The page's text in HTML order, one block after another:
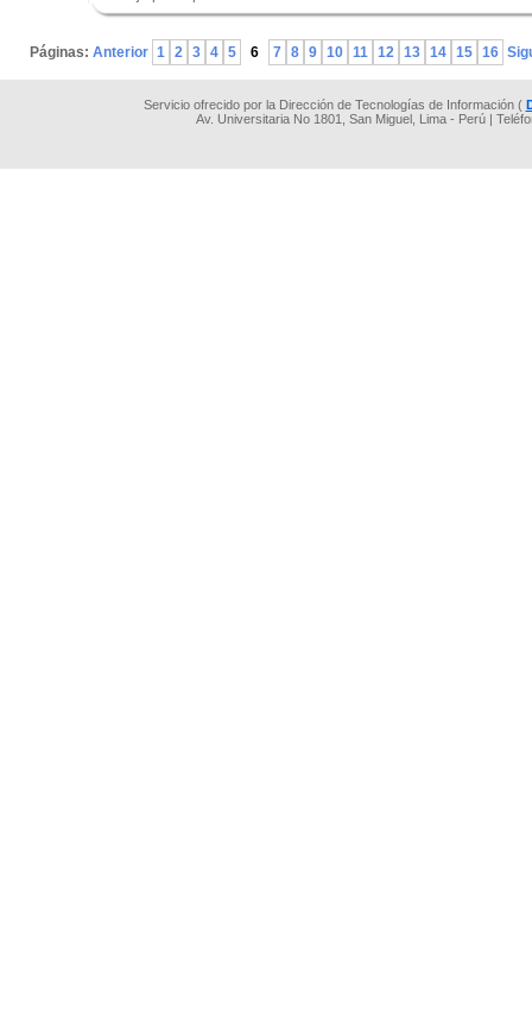
Páginas: Anterior 1 2 3 4 5 6 7 8 9 10 11 12 13 14 15 16
Servicio ofrecido por la Dirección de Tecnologías de Información (
Av. Universitaria No 1801, San Miguel, Lima - Perú |